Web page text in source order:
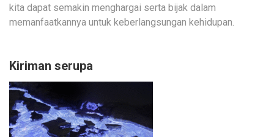
kita dapat semakin menghargai serta bijak dalam
memanfaatkannya untuk keberlangsungan kehidupan.
Kiriman serupa